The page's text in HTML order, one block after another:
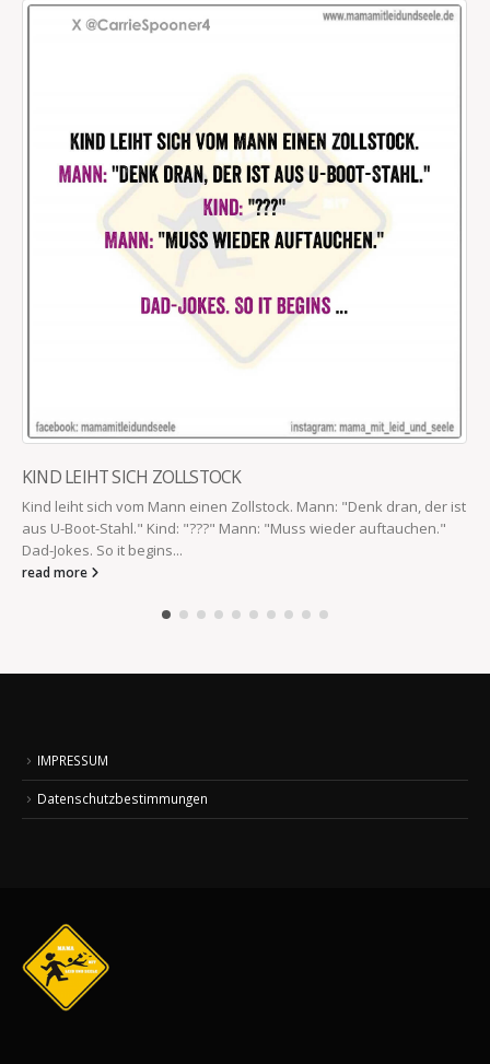
KIND LEIHT SICH ZOLLSTOCK
Kind leiht sich vom Mann einen Zollstock. Mann: "Denk dran, der ist
aus U-Boot-Stahl." Kind: "???" Mann: "Muss wieder auftauchen."
Dad-Jokes. So it begins...
read more
IMPRESSUM
Datenschutzbestimmungen